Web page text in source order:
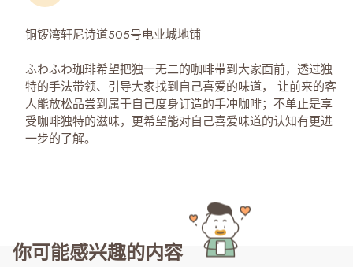
铜锣湾轩尼诗道505号电业城地铺
ふわふわ珈琲希望把独一无二的咖啡带到大家面前，透过独
特的手法带领、引导大家找到自己喜爱的味道， 让前来的客
人能放松品尝到属于自己度身订造的手冲咖啡；不单止是享
受咖啡独特的滋味，更希望能对自己喜爱味道的认知有更进
一步的了解。
你可能感兴趣的内容